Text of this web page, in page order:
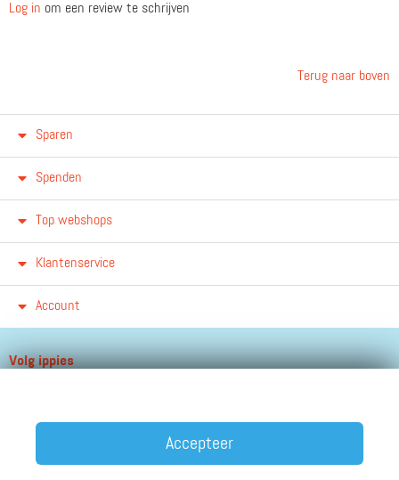
Log in om een review te schrijven
Terug naar boven
Sparen
Spenden
Top webshops
Klantenservice
Account
Volg ippies
Accepteer